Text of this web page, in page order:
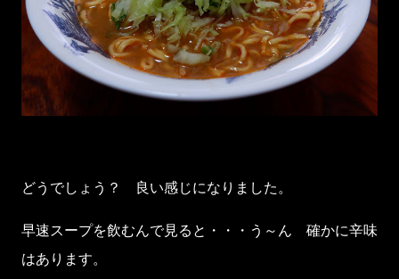
どうでしょう？ 良い感じになりました。
早速スープを飲むんで見ると・・・う～ん 確かに辛味
はあります。